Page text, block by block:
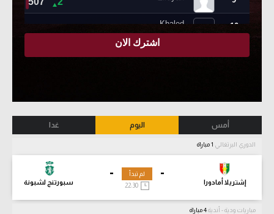
أمس اليوم غدا
الدوري البرتغالي
-
إشتريلا أمادورا
-
سبورتنج لشبونة
لم تبدأ
مباريات ودية - أندية